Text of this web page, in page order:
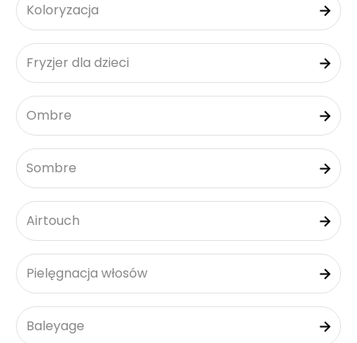
Koloryzacja
Fryzjer dla dzieci
Ombre
Sombre
Airtouch
Pielęgnacja włosów
Baleyage